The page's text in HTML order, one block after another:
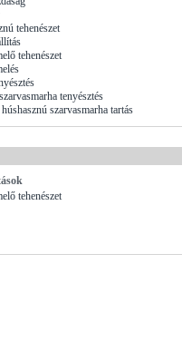
tehenészet
tehenészet
tenyésztés
szarvasmarha tartás
tehenészet